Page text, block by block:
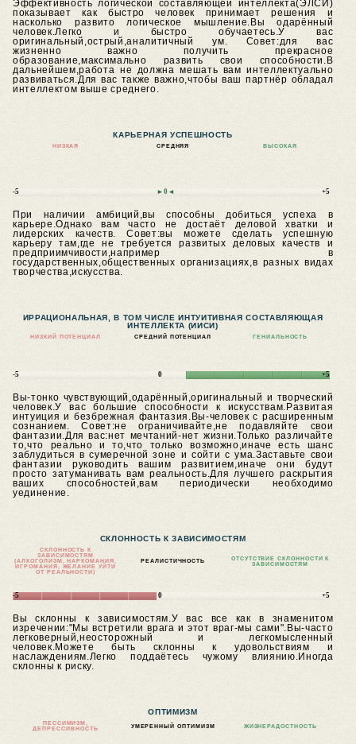
Эффективность логической составляющей интеллекта(ЭЛСИ)
показывает как быстро человек принимает решения и
насколько развито логическое мышление.Вы одарённый
человек.Легко и быстро обучаетесь.У вас
оригинальный,острый,аналитичный ум. Совет:для вас
жизненно важно получить прекрасное
образование,максимально развить свои способности.В
дальнейшем,работа не должна мешать вам интеллектуально
развиваться.Для вас также важно,чтобы ваш партнёр обладал
интеллектом выше среднего.
КАРЬЕРНАЯ УСПЕШНОСТЬ
НИЗКАЯ СРЕДНЯЯ ВЫСОКАЯ
-5 ►0◄ +5
При наличии амбиций,вы способны добиться успеха в
карьере.Однако вам часто не достаёт деловой хватки и
лидерских качеств.Совет:вы можете сделать успешную
карьеру там,где не требуется развитых деловых качеств и
предприимчивости,например в
государственных,общественных организациях,в разных видах
творчества,искусства.
ИРРАЦИОНАЛЬНАЯ, В ТОМ ЧИСЛЕ ИНТУИТИВНАЯ СОСТАВЛЯЮЩАЯ
ИНТЕЛЛЕКТА (ИИСИ)
НИЗКИЙ ПОТЕНЦИАЛ СРЕДНИЙ ПОТЕНЦИАЛ ГЕНИАЛЬНОСТЬ
-5 0 +5
Вы-тонко чувствующий,одарённый,оригинальный и творческий
человек.У вас большие способности к искусствам.Развитая
интуиция и безбрежная фантазия.Вы-человек с расширенным
сознанием.Совет:не ограничивайте,не подавляйте свои
фантазии.Для вас:нет мечтаний-нет жизни.Только различайте
то,что реально и то,что только возможно,иначе есть шанс
заблудиться в сумеречной зоне и сойти с ума.Заставьте свои
фантазии руководить вашим развитием,иначе они будут
просто затуманивать вам реальность.Для лучшего раскрытия
ваших способностей,вам периодически необходимо
уединение.
СКЛОННОСТЬ К ЗАВИСИМОСТЯМ
СКЛОННОСТЬ К
ЗАВИСИМОСТЯМ
(АЛКОГОЛИЗМ, НАРКОМАНИЯ,
ИГРОМАНИЯ, ЖЕЛАНИЕ УЙТИ
ОТ РЕАЛЬНОСТИ)
РЕАЛИСТИЧНОСТЬ
ОТСУТСТВИЕ СКЛОННОСТИ К
ЗАВИСИМОСТЯМ
-5 0 +5
Вы склонны к зависимостям.У вас все как в знаменитом
изречении:"Мы встретили врага и этот враг-мы сами".Вы-часто
легковерный,неосторожный и легкомысленный
человек.Можете быть склонны к удовольствиям и
наслаждениям.Легко поддаётесь чужому влиянию.Иногда
склонны к риску.
ОПТИМИЗМ
ПЕССИМИЗМ,
ДЕПРЕССИВНОСТЬ
УМЕРЕННЫЙ ОПТИМИЗМ ЖИЗНЕРАДОСТНОСТЬ